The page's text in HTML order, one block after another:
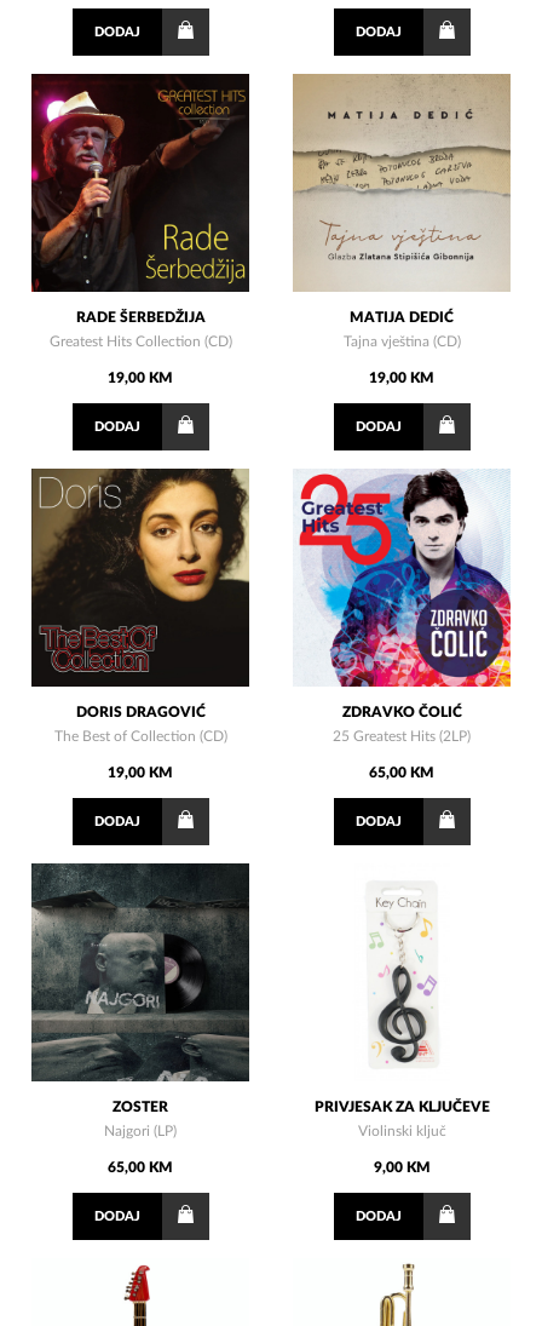
DODAJ DODAJ
RADE ŠERBEDŽIJA
Greatest Hits Collection (CD)
19,00 KM
DODAJ
MATIJA DEDIĆ
Tajna vještina (CD)
19,00 KM
DODAJ
DORIS DRAGOVIĆ
The Best of Collection (CD)
19,00 KM
DODAJ
ZDRAVKO ČOLIĆ
25 Greatest Hits (2LP)
65,00 KM
DODAJ
ZOSTER
Najgori (LP)
65,00 KM
DODAJ
PRIVJESAK ZA KLJUČEVE
Violinski ključ
9,00 KM
DODAJ